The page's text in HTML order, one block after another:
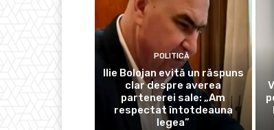
POLITICĂ
Ilie Bolojan evită un răspuns
clar despre averea
partenerei sale: „Am
respectat întotdeauna
legea”